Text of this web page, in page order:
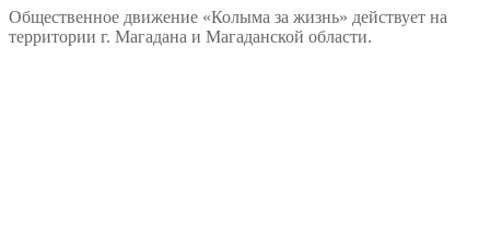
Общественное движение «Колыма за жизнь» действует на
территории г. Магадана и Магаданской области.